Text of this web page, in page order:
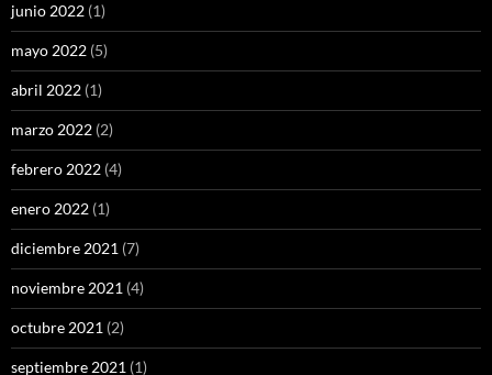
junio 2022 (1)
mayo 2022 (5)
abril 2022 (1)
marzo 2022 (2)
febrero 2022 (4)
enero 2022 (1)
diciembre 2021 (7)
noviembre 2021 (4)
octubre 2021 (2)
septiembre 2021 (1)